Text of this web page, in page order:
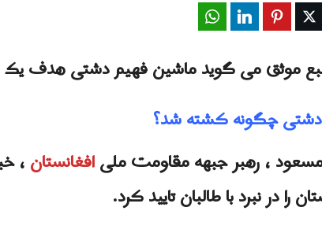
ز
Facebook
Twitter
Pinterest
LinkedIn
موثق می گوید ماشین فهیم دشتی هدف یک
چگونه کشته شد؟
، رهبر جبهه مقاومت ملیافغانستان،
را در نبرد با طالبان تایید کرد.